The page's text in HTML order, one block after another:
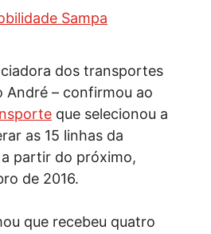
Sampa
dos transportes
André – confirmou ao
que selecionou a
as 15 linhas da
partir do próximo,
de 2016.
que recebeu quatro